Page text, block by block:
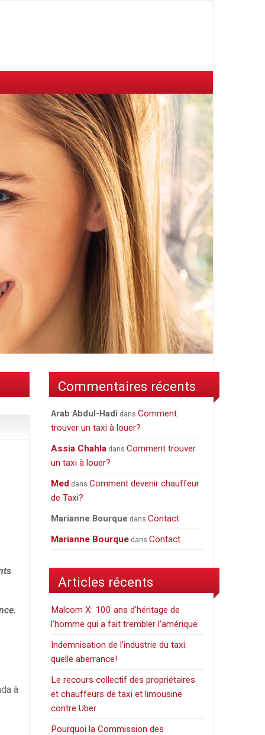
à
Commentaires récents
Arab Abdul-Hadi dansComment
trouver un taxi à louer?
Assia Chahla dansComment trouver
un taxi à louer?
Med dansComment devenir chauffeur
de Taxi?
Marianne Bourque dansContact
Marianne Bourque dansContact
Articles récents
Malcom X: 100 ans d’héritage de
l’homme qui a fait trembler l’amérique
Indemnisation de l’industrie du taxi:
quelle aberrance!
Le recours collectif des propriétaires
et chauffeurs de taxi et limousine
contre Uber
Pourquoi la Commission des